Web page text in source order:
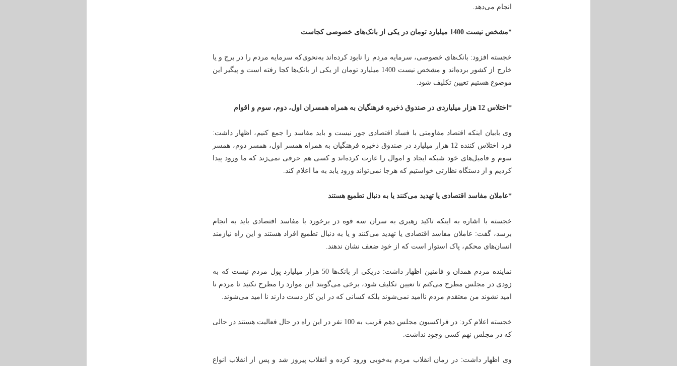
انجام می‌دهد.
*مشخص نیست 1400 میلیارد تومان در یکی از بانک‌های خصوصی کجاست
خجسته افزود: بانک‌های خصوصی، سرمایه مردم را نابود کرده‌اند به‌نحوی‌که سرمایه مردم را در برج و یا
خارج از کشور برده‌اند و مشخص نیست 1400 میلیارد تومان از یکی از بانک‌ها کجا رفته است و پیگیر این
موضوع هستیم تعیین تکلیف شود.
*اختلاس 12 هزار میلیاردی در صندوق ذخیره فرهنگیان به همراه همسران اول، دوم، سوم و اقوام
وی بابیان اینکه اقتصاد مقاومتی با فساد اقتصادی جور نیست و باید مفاسد را جمع کنیم، اظهار داشت:
فرد اختلاس کننده 12 هزار میلیارد در صندوق ذخیره فرهنگیان به همراه همسر اول، همسر دوم، همسر
سوم و فامیل‌های خود شبکه ایجاد و اموال را غارت کرده‌اند و کسی هم حرفی نمی‌زند که ما ورود پیدا
کردیم و از دستگاه نظارتی خواستیم که هرجا نمی‌تواند ورود یابد به ما اعلام کند.
*عاملان مفاسد اقتصادی یا تهدید می‌کنند یا به دنبال تطمیع هستند
خجسته با اشاره به اینکه تاکید رهبری به سران سه قوه در برخورد با مفاسد اقتصادی باید به انجام
برسد، گفت: عاملان مفاسد اقتصادی یا تهدید می‌کنند و یا به دنبال تطمیع افراد هستند و این راه نیازمند
انسان‌های محکم، پاک استوار است که از خود ضعف نشان ندهند.
نماینده مردم همدان و فامنین اظهار داشت: دریکی از بانک‌ها 50 هزار میلیارد پول مردم نیست که به
زودی در مجلس مطرح می‌کنم تا تعیین تکلیف شود، برخی می‌گویند این موارد را مطرح نکنید تا مردم نا
امید نشوند من معتقدم مردم ناامید نمی‌شوند بلکه کسانی که در این کار دست دارند نا امید می‌شوند.
خجسته اعلام کرد: در فراکسیون مجلس دهم قریب به 100 نفر در این راه در حال فعالیت هستند در حالی
که در مجلس نهم کسی وجود نداشت.
وی اظهار داشت: در زمان انقلاب مردم به‌خوبی ورود کرده و انقلاب پیروز شد و پس از انقلاب انواع